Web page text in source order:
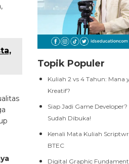
Topik Populer
Kuliah 2 vs 4 Tahun: Mana
Kreatif?
Siap Jadi Game
Sudah Dibuka!
Kenali Mata Kuliah
BTEC
Digital Graphic